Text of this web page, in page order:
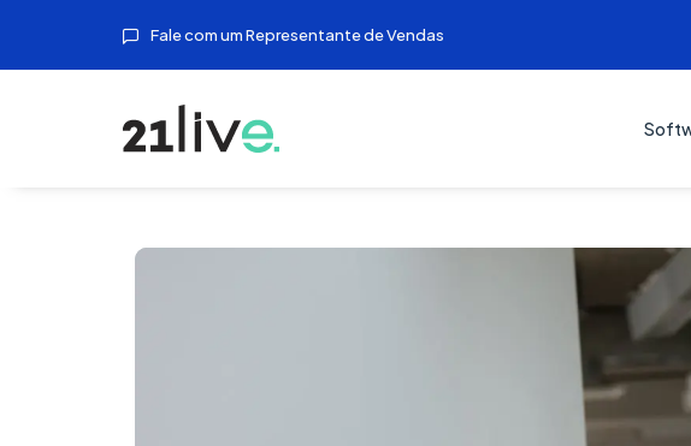
Fale com um Representante de Vendas